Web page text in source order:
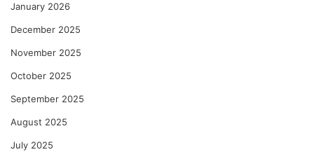
January 2026
December 2025
November 2025
October 2025
September 2025
August 2025
July 2025